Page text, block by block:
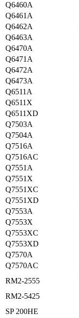
Q6460A
Q6461A
Q6462A
Q6463A
Q6470A
Q6471A
Q6472A
Q6473A
Q6511A
Q6511X
Q6511XD
Q7503A
Q7504A
Q7516A
Q7516AC
Q7551A
Q7551X
Q7551XC
Q7551XD
Q7553A
Q7553X
Q7553XC
Q7553XD
Q7570A
Q7570AC
RM2-2555
RM2-5425
SP 200HE